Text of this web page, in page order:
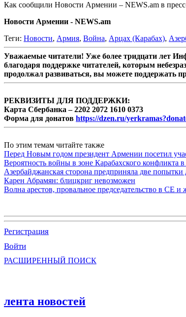
Как сообщили Новости Армении – NEWS.am в
Новости Армении - NEWS.am
Теги: Новости, Армия, Война, Арцах (Карабах),
Уважаемые читатели! Уже более тридцати лет
благодаря поддержке читателей, которым
продолжал развиваться, вы можете поддержать
РЕКВИЗИТЫ ДЛЯ ПОДДЕРЖКИ:
Карта Сбербанка – 2202 2072 1610 0373
Форма для донатов https://dzen.ru/
По этим темам читайте также
Перед Новым годом президент Армении посетил
Вероятность войны в зоне Карабахского конфликта
Азербайджанская сторона предприняла две
Карен Абрамян: блицкриг невозможен
Волна арестов, провальное председательство в СЕ
Регистрация
Войти
РАСШИРЕННЫЙ ПОИСК
лента новостей